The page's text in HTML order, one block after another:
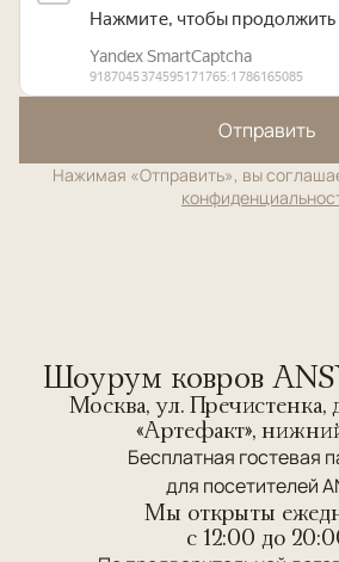
Отправить
Нажимая «Отправить», вы
Шоурум ковров
Москва, ул. Пречистенка,
«Артефакт»,
Бесплатная гостевая
для посетителей
Мы открыты
c 12:00 до